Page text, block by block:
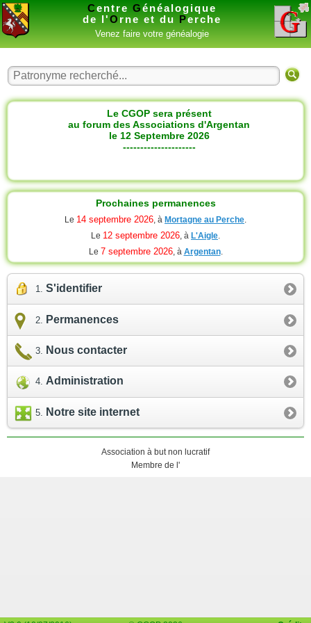
Centre Généalogique
de l'O rne et du Perche
Venez faire votre généalogie
Le CGOP sera présent
au forum des Associations d'Argentan
le 12 Septembre 2026
---------------------
Prochaines permanences
Le 14 septembre 2026, à Mortagne au Perche.
Le 12 septembre 2026, à L'Aigle.
Le 7 septembre 2026, à Argentan.
S'identifier
Permanences
Nous contacter
Administration
Notre site internet
Association à but non lucratif
Membre de l'